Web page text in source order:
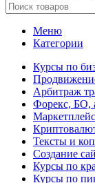
Меню
Категории
Курсы по
Арбитраж
Форекс, БО,
Тексты и
Создание
Курсы по
Курсы по